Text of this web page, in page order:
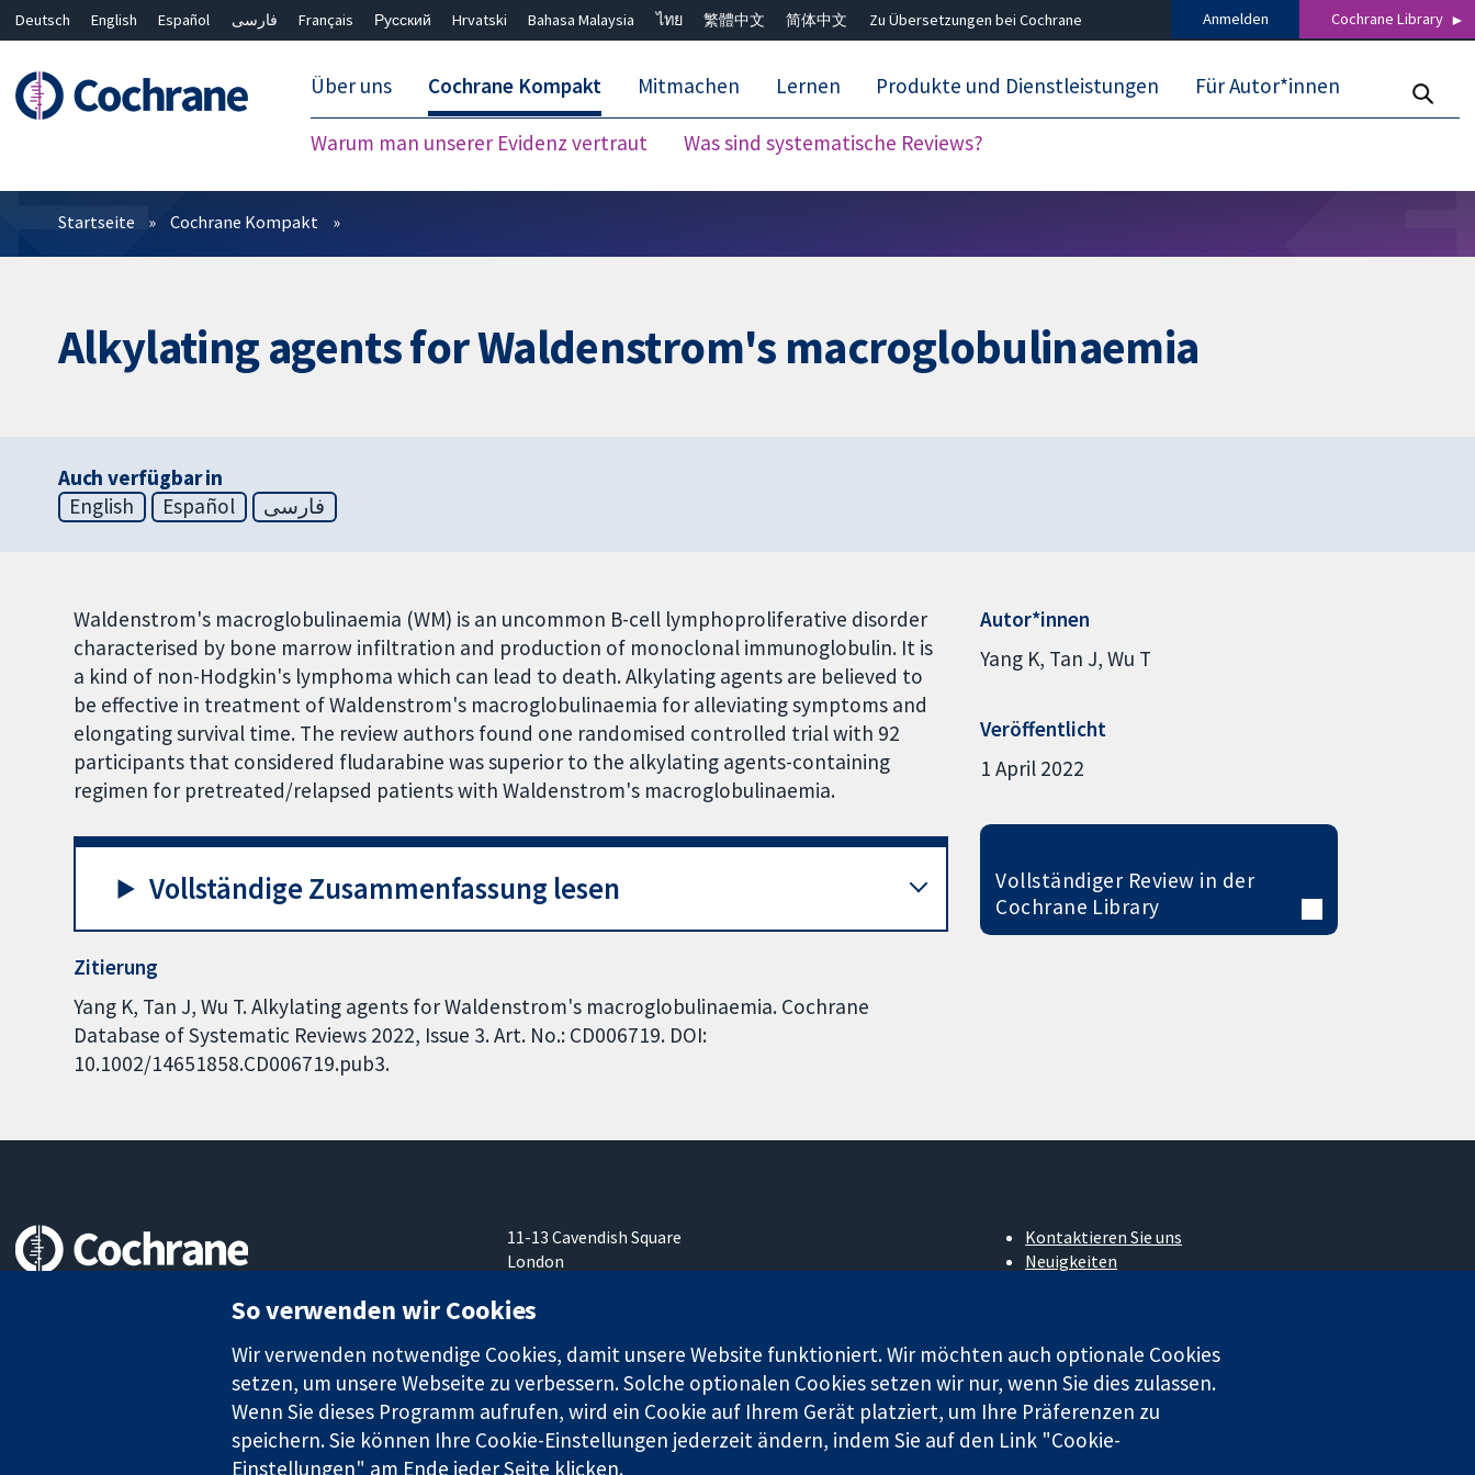
Deutsch English Español فارسی Français Русский Hrvatski Bahasa Malaysia ไทย 繁體中文 简体中文 Zu Übersetzungen bei Cochrane Anmelden Cochrane Library
Über uns Cochrane Kompakt
Warum man unserer Evidenz vertraut Was sind systematische Reviews?
Mitmachen Lernen Produkte und Dienstleistungen Für Autor*innen
Filter
Startseite Cochrane Kompakt
Alkylating agents for Waldenstrom's macroglobulinaemia
Auch verfügbar in
English
Español فارسی
Waldenstrom's macroglobulinaemia (WM) is an uncommon B-cell lymphoproliferative disorder
characterised by bone marrow infiltration and production of monoclonal immunoglobulin. It is
a kind of non-Hodgkin's lymphoma which can lead to death. Alkylating agents are believed to
be effective in treatment of Waldenstrom's macroglobulinaemia for alleviating symptoms and
elongating survival time. The review authors found one randomised controlled trial with 92
participants that considered fludarabine was superior to the alkylating agents-containing
regimen for pretreated/relapsed patients with Waldenstrom's macroglobulinaemia.
Vollständige Zusammenfassung lesen
Zitierung
Yang K, Tan J, Wu T. Alkylating agents for Waldenstrom's macroglobulinaemia. Cochrane
Database of Systematic Reviews 2022, Issue 3. Art. No.: CD006719. DOI:
10.1002/14651858.CD006719.pub3.
Autor*innen
Yang K Tan J Wu T
Veröffentlicht
1 April 2022
Vollständiger Review in der
Cochrane Library
11-13 Cavendish Square
London
Vereinigtes Königreich
Kontaktieren Sie uns
Neuigkeiten
Cochrane Library
Die Cochrane Collaboration ist eine gemeinützige Organisation (Nr. 1045921) und in England und in Wales als eine Gesellschaft mit beschränkter Haftung (Nr. 03044323) registriert. Umsatzsteuer-
Identifikationsnummer GB 718 2127 49.
So verwenden wir Cookies
Wir verwenden notwendige Cookies, damit unsere Website funktioniert. Wir möchten auch optionale Cookies
setzen, um unsere Webseite zu verbessern. Solche optionalen Cookies setzen wir nur, wenn Sie dies zulassen.
Wenn Sie dieses Programm aufrufen, wird ein Cookie auf Ihrem Gerät platziert, um Ihre Präferenzen zu
speichern. Sie können Ihre Cookie-Einstellungen jederzeit ändern, indem Sie auf den Link "Cookie-
Einstellungen" am Ende jeder Seite klicken.